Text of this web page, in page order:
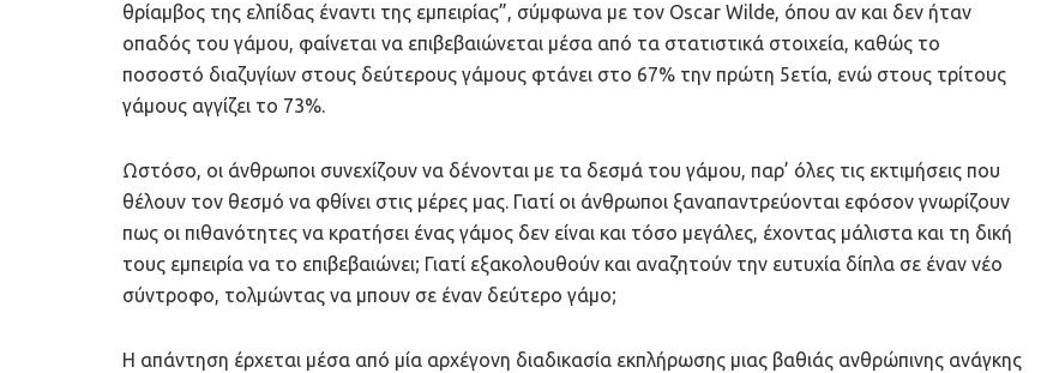
θρίαμβος της ελπίδας έναντι της εμπειρίας”, σύμφωνα με τον Oscar Wilde, όπου αν και δεν ήταν
οπαδός του γάμου, φαίνεται να επιβεβαιώνεται μέσα από τα στατιστικά στοιχεία, καθώς το
ποσοστό διαζυγίων στους δεύτερους γάμους φτάνει στο 67% την πρώτη 5ετία, ενώ στους τρίτους
γάμους αγγίζει το 73%.
Ωστόσο, οι άνθρωποι συνεχίζουν να δένονται με τα δεσμά του γάμου, παρ’ όλες τις εκτιμήσεις που
θέλουν τον θεσμό να φθίνει στις μέρες μας. Γιατί οι άνθρωποι ξαναπαντρεύονται εφόσον γνωρίζουν
πως οι πιθανότητες να κρατήσει ένας γάμος δεν είναι και τόσο μεγάλες, έχοντας μάλιστα και τη δική
τους εμπειρία να το επιβεβαιώνει; Γιατί εξακολουθούν και αναζητούν την ευτυχία δίπλα σε έναν νέο
σύντροφο, τολμώντας να μπουν σε έναν δεύτερο γάμο;
Η απάντηση έρχεται μέσα από μία αρχέγονη διαδικασία εκπλήρωσης μιας βαθιάς ανθρώπινης ανάγκης